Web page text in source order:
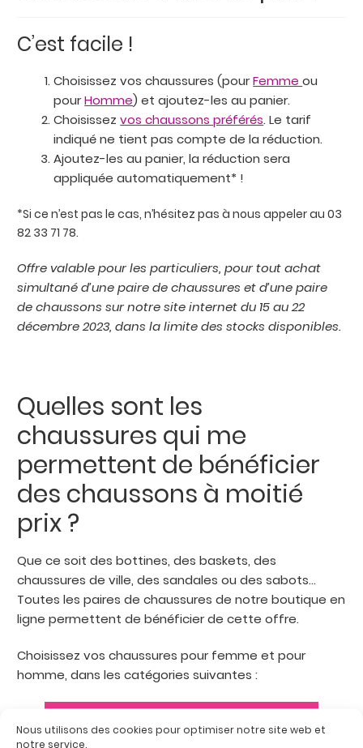
Nous utilisons des cookies pour optimiser notre site web et
notre service.
C’est facile !
Choisissez vos chaussures (pourFemmeou
pourHomme) et ajoutez-les au panier.
Choisissezvos chaussons préférés. Le tarif
indiqué ne tient pas compte de la réduction.
Ajoutez-les au panier, la réduction sera
appliquée automatiquement* !
*Si ce n’est pas le cas, n’hésitez pas à nous appeler au 03
82 33 71 78.
Offre valable pour les particuliers, pour tout achat
simultané d’une paire de chaussures et d’une paire
de chaussons sur notre site internet du 15 au 22
décembre 2023, dans la limite des stocks disponibles.
Quelles sont les
chaussures qui me
permettent de bénéficier
des chaussons à moitié
prix ?
Que ce soit des bottines, des baskets, des
chaussures de ville, des sandales ou des sabots…
Toutes les paires de chaussures de notre boutique en
ligne permettent de bénéficier de cette offre.
Choisissez vos chaussures pour femme et pour
homme, dans les catégories suivantes :